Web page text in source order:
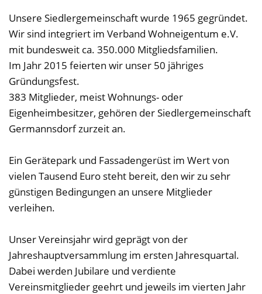
Unsere Siedlergemeinschaft wurde 1965 gegründet.
Wir sind integriert im Verband Wohneigentum e.V.
mit bundesweit ca. 350.000 Mitgliedsfamilien.
Im Jahr 2015 feierten wir unser 50 jähriges
Gründungsfest.
383 Mitglieder, meist Wohnungs- oder
Eigenheimbesitzer, gehören der Siedlergemeinschaft
Germannsdorf zurzeit an.
Ein Gerätepark und Fassadengerüst im Wert von
vielen Tausend Euro steht bereit, den wir zu sehr
günstigen Bedingungen an unsere Mitglieder
verleihen.
Unser Vereinsjahr wird geprägt von der
Jahreshauptversammlung im ersten Jahresquartal.
Dabei werden Jubilare und verdiente
Vereinsmitglieder geehrt und jeweils im vierten Jahr